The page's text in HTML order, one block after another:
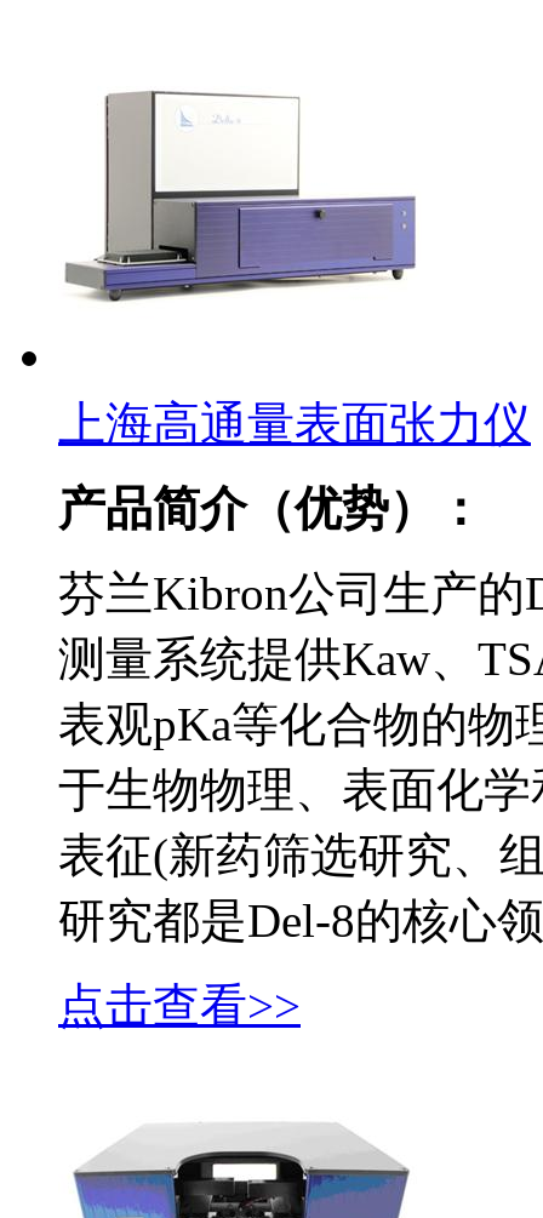
上海高通量表面张力仪
产品简介（优势）：
芬兰Kibron公司生产的
测量系统提供Kaw、
表观pKa等化合物的物
于生物物理、表面化
表征(新药筛选研究、
研究都是Del-8的核心
点击查看>>